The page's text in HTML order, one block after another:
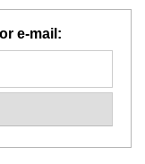
e-mail: